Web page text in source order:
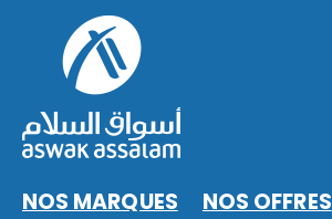
NOS MARQUES NOS OFFRES